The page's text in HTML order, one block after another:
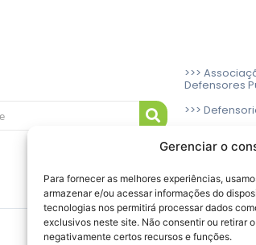
Gerenciar o
Para fornecer as melhores experiências,
armazenar e/ou acessar informações do
tecnologias nos permitirá processar dados
exclusivos neste site. Não consentir ou retirar
negativamente certos recursos e funções.
>>>
Defensores
>>>
Defensoria